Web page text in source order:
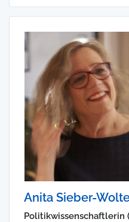
Anita Sieber-
Politikwissenschaftlerin